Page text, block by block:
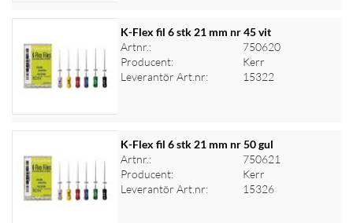
Logga in för priser
K-Flex fil 6 stk 21 mm nr 45 vit
Artnr.:
750620
Producent:
Kerr
Leverantör Art.nr:
15322
Logga in för priser
K-Flex fil 6 stk 21 mm nr 50 gul
Artnr.:
750621
Producent:
Kerr
Leverantör Art.nr:
15326